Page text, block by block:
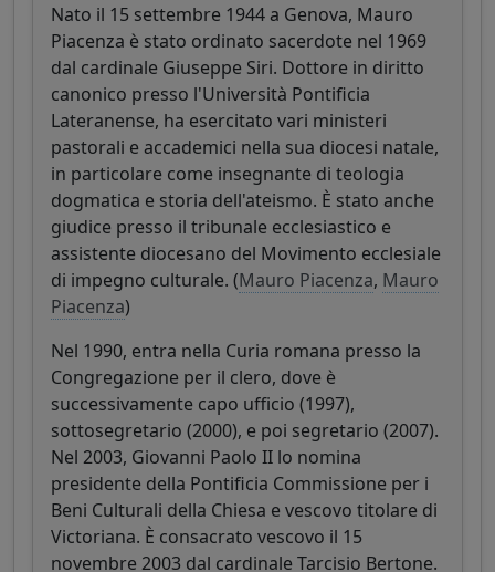
Nato il 15 settembre 1944 a Genova, Mauro
Piacenza è stato ordinato sacerdote nel 1969
dal cardinale Giuseppe Siri. Dottore in diritto
canonico presso l'Università Pontificia
Lateranense, ha esercitato vari ministeri
pastorali e accademici nella sua diocesi natale,
in particolare come insegnante di teologia
dogmatica e storia dell'ateismo. È stato anche
giudice presso il tribunale ecclesiastico e
assistente diocesano del Movimento ecclesiale
di impegno culturale. (Mauro Piacenza, Mauro
Piacenza)
Nel 1990, entra nella Curia romana presso la
Congregazione per il clero, dove è
successivamente capo ufficio (1997),
sottosegretario (2000), e poi segretario (2007).
Nel 2003, Giovanni Paolo II lo nomina
presidente della Pontificia Commissione per i
Beni Culturali della Chiesa e vescovo titolare di
Victoriana. È consacrato vescovo il 15
novembre 2003 dal cardinale Tarcisio Bertone.